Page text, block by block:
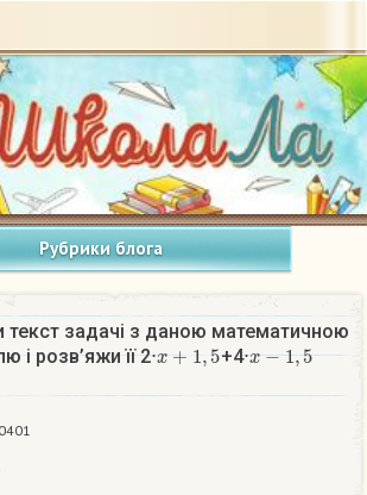
Рубрики блога
текст задачі з даною математичною
і розв’яжи її 2⋅
1 5 +4⋅
5